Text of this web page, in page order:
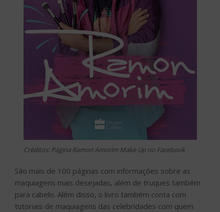
Créditos: Página Ramon Amorim Make Up no Facebook
São mais de 100 páginas com informações sobre as
maquiagens mais desejadas, além de truques também
para cabelo. Além disso, o livro também conta com
tutoriais de maquiagens das celebridades com quem